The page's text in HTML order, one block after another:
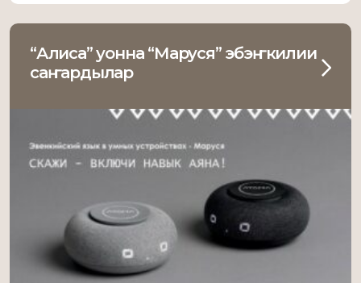
юкагирский писатель представляет собой
эпоху в юкагирской литературе. Гаврил
Курилов-Улуро Адо […]
“Алиса” уонна “Маруся” эбэҥкилии
саҥардылар